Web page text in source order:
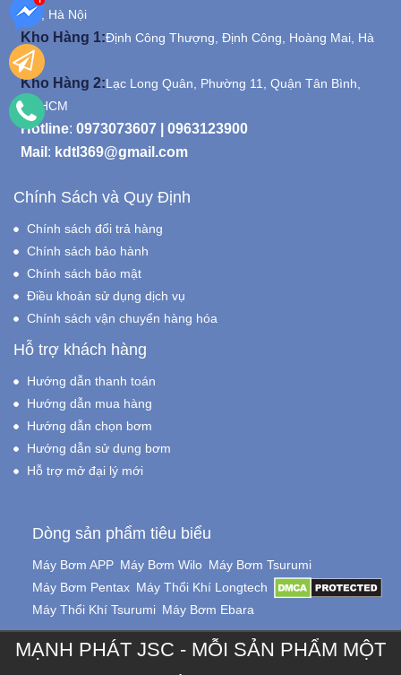
Mai, Hà Nội
Kho Hàng 1:Định Công Thượng, Định Công, Hoàng Mai, Hà
Nội
Kho Hàng 2:Lạc Long Quân, Phường 11, Quận Tân Bình,
Tp.HCM
Hotline: 0973073607
0963123900
Mail : kdtl369@gmail.com
Chính Sách và Quy Định
Chính sách đổi trả hàng
Chính sách bảo hành
Chính sách bảo mật
Điều khoản sử dụng dịch vụ
Chính sách vận chuyển hàng hóa
Hỗ trợ khách hàng
Hướng dẫn thanh toán
Hướng dẫn mua hàng
Hướng dẫn chọn bơm
Hướng dẫn sử dụng bơm
Hỗ trợ mở đại lý mới
Dòng sản phẩm tiêu biểu
Máy Bơm APP Máy Bơm Wilo Máy Bơm Tsurumi
Máy Bơm Pentax Máy Thổi Khí Longtech
Máy Thổi Khí Tsurumi Máy Bơm Ebara
MẠNH PHÁT JSC - MỖI SẢN PHẨM MỘT